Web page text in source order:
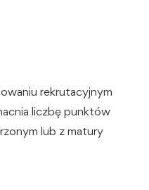
rekrutacyjnym
liczbę punktów
lub z matury